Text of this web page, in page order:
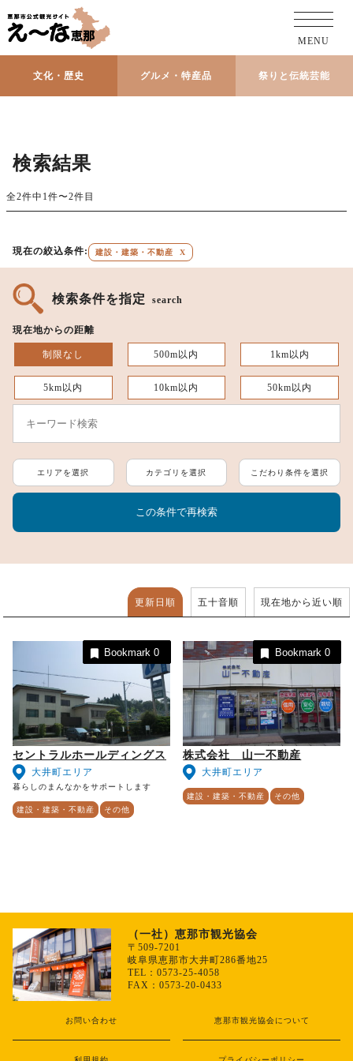
文化・歴史 グルメ・特産品 祭りと伝統芸能
MENU
検索結果
全2件中1件〜2件目
セントラルホールディングス
大井町エリア
暮らしのまんなかをサポートします
建設・建築・不動産 その他
Bookmark0
株式会社 山一不動産
大井町エリア
建設・建築・不動産 その他
Bookmark 0
現在の絞込条件: 建設・建築・不動産 X
検索条件を指定 search
現在地からの距離
制限なし 500m以内 1km以内
5km以内 10km以内 50km以内
エリアを選択 カテゴリを選択 こだわり条件を選択
更新日順 五十音順 現在地から近い順
（一社）恵那市観光協会
〒509-7201
岐阜県恵那市大井町286番地25
TEL：0573-25-4058
FAX：0573-20-0433
お問い合わせ 恵那市観光協会について